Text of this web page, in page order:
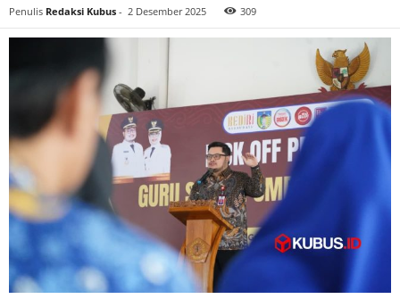
Penulis Redaksi Kubus - 2 Desember 2025 309